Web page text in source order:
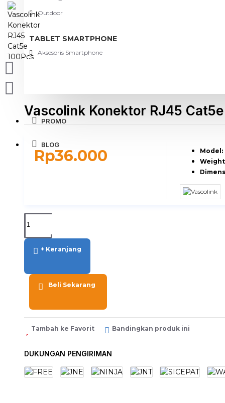
Outdoor
TABLET SMARTPHONE
Aksesoris Smartphone
PROMO
BLOG
Vascolink Konektor RJ45
Rp36.000 Model:
+ Keranjang
Beli Sekarang
Tambah ke Favorit Bandingkan produk ini
DUKUNGAN PENGIRIMAN